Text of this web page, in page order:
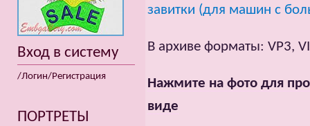
завитки (для машин с
В архиве форматы: VP3,
Нажмите на фото для
виде
Вход в систему
/Логин/Регистрация
ПОРТРЕТЫ